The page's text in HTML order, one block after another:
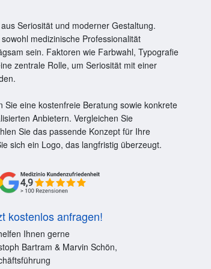
Seriosität und moderner Gestaltung.
medizinische Professionalität
sein. Faktoren wie Farbwahl, Typografie
zentrale Rolle, um Seriosität mit einer
Sie eine kostenfreie Beratung sowie konkrete
Anbietern. Vergleichen Sie
Sie das passende Konzept für Ihre
sich ein Logo, das langfristig überzeugt.
kostenlos anfragen!
Ihnen gerne
Bartram & Marvin Schön,